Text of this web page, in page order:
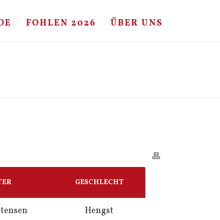
FOHLEN 2026 ÜBER UNS
GESCHLECHT
Hengst